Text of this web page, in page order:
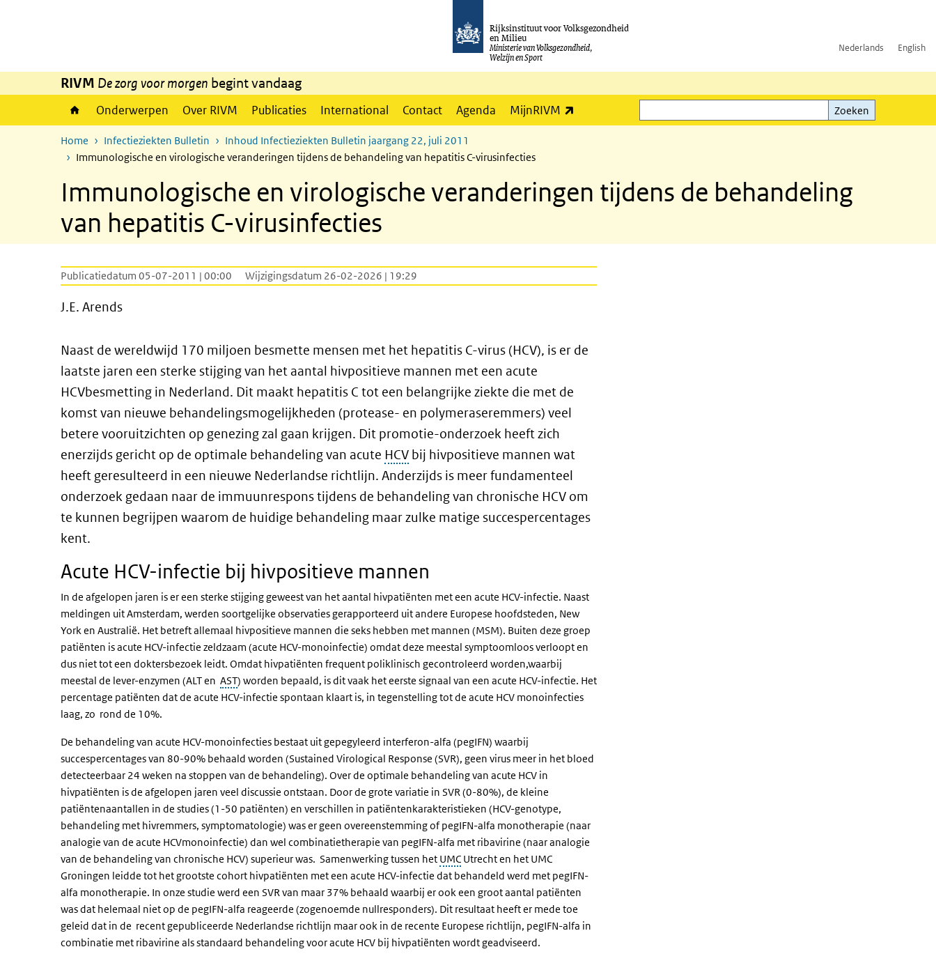
Rijksinstituut voor Volksgezondheid
en Milieu
Ministerie van Volksgezondheid,
Welzijn en Sport
Nederlands English
RIVM De zorg voor morgen begint vandaag
Onderwerpen Over RIVM Publicaties International Contact Agenda MijnRIVM
Zoeken
Zoeken
Home Infectieziekten Bulletin
Inhoud Infectieziekten Bulletin jaargang 22, juli 2011
Immunologische en virologische veranderingen tijdens de behandeling van hepatitis C-virusinfecties
Immunologische en virologische veranderingen tijdens de behandeling
van hepatitis C-virusinfecties
Publicatiedatum 05-07-2011 | 00:00 Wijzigingsdatum 26-02-2026 | 19:29
J.E. Arends
Naast de wereldwijd 170 miljoen besmette mensen met het hepatitis C-virus (HCV), is er de
laatste jaren een sterke stijging van het aantal hivpositieve mannen met een acute
HCVbesmetting in Nederland. Dit maakt hepatitis C tot een belangrijke ziekte die met de
komst van nieuwe behandelingsmogelijkheden (protease- en polymeraseremmers) veel
betere vooruitzichten op genezing zal gaan krijgen. Dit promotie-onderzoek heeft zich
enerzijds gericht op de optimale behandeling van acute HCV bij hivpositieve mannen wat
heeft geresulteerd in een nieuwe Nederlandse richtlijn. Anderzijds is meer fundamenteel
onderzoek gedaan naar de immuunrespons tijdens de behandeling van chronische HCV om
te kunnen begrijpen waarom de huidige behandeling maar zulke matige succespercentages
kent.
Acute HCV-infectie bij hivpositieve mannen
In de afgelopen jaren is er een sterke stijging geweest van het aantal hivpatiënten met een acute HCV-infectie. Naast
meldingen uit Amsterdam, werden soortgelijke observaties gerapporteerd uit andere Europese hoofdsteden, New
York en Australië. Het betreft allemaal hivpositieve mannen die seks hebben met mannen (MSM). Buiten deze groep
patiënten is acute HCV-infectie zeldzaam (acute HCV-monoinfectie) omdat deze meestal symptoomloos verloopt en
dus niet tot een doktersbezoek leidt. Omdat hivpatiënten frequent poliklinisch gecontroleerd worden,waarbij
meestal de lever-enzymen (ALT en AST) worden bepaald, is dit vaak het eerste signaal van een acute HCV-infectie. Het
percentage patiënten dat de acute HCV-infectie spontaan klaart is, in tegenstelling tot de acute HCV monoinfecties
laag, zo rond de 10%.
De behandeling van acute HCV-monoinfecties bestaat uit gepegyleerd interferon-alfa (pegIFN) waarbij
succespercentages van 80-90% behaald worden (Sustained Virological Response (SVR), geen virus meer in het bloed
detecteerbaar 24 weken na stoppen van de behandeling). Over de optimale behandeling van acute HCV in
hivpatiënten is de afgelopen jaren veel discussie ontstaan. Door de grote variatie in SVR (0-80%), de kleine
patiëntenaantallen in de studies (1-50 patiënten) en verschillen in patiëntenkarakteristieken (HCV-genotype,
behandeling met hivremmers, symptomatologie) was er geen overeenstemming of pegIFN-alfa monotherapie (naar
analogie van de acute HCVmonoinfectie) dan wel combinatietherapie van pegIFN-alfa met ribavirine (naar analogie
van de behandeling van chronische HCV) superieur was. Samenwerking tussen het UMC Utrecht en het UMC
Groningen leidde tot het grootste cohort hivpatiënten met een acute HCV-infectie dat behandeld werd met pegIFN-
alfa monotherapie. In onze studie werd een SVR van maar 37% behaald waarbij er ook een groot aantal patiënten
was dat helemaal niet op de pegIFN-alfa reageerde (zogenoemde nullresponders). Dit resultaat heeft er mede toe
geleid dat in de recent gepubliceerde Nederlandse richtlijn maar ook in de recente Europese richtlijn, pegIFN-alfa in
combinatie met ribavirine als standaard behandeling voor acute HCV bij hivpatiënten wordt geadviseerd.